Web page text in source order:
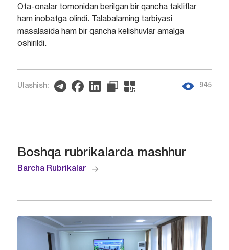
Ota-onalar tomonidan berilgan bir qancha takliflar
ham inobatga olindi. Talabalarning tarbiyasi
masalasida ham bir qancha kelishuvlar amalga
oshirildi.
Ulashish: 945
Boshqa rubrikalarda mashhur
Barcha Rubrikalar